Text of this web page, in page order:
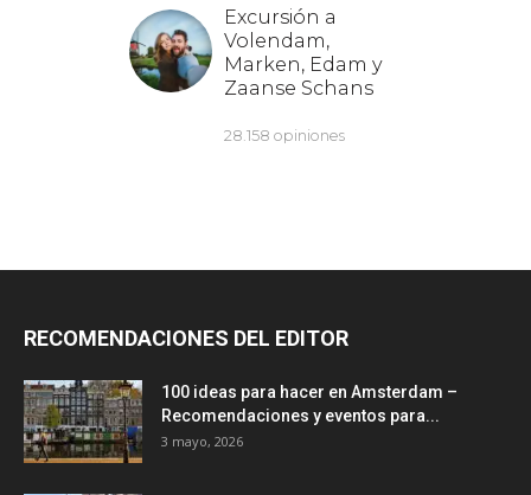
RECOMENDACIONES DEL EDITOR
100 ideas para hacer en Amsterdam –
Recomendaciones y eventos para...
3 mayo, 2026